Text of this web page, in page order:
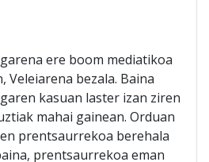
ere boom mediatikoa
Veleiarena bezala. Baina
kasuan laster izan ziren
mahai gainean. Orduan
prentsaurrekoa berehala
prentsaurrekoa eman